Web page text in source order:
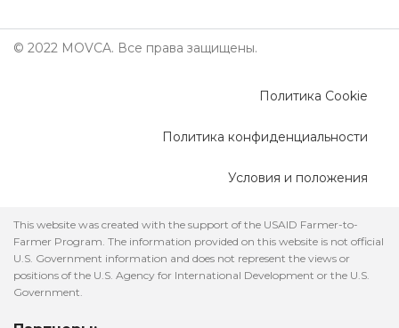
© 2022 MOVCA. Все права защищены.
Политика Cookie
Политика конфиденциальности
Условия и положения
This website was created with the support of the USAID Farmer-to-
Farmer Program. The information provided on this website is not official
U.S. Government information and does not represent the views or
positions of the U.S. Agency for International Development or the U.S.
Government.